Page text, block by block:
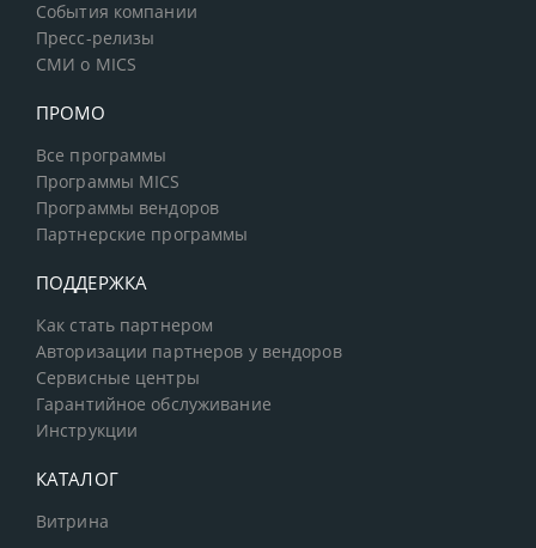
События компании
Пресс-релизы
СМИ о MICS
ПРОМО
Все программы
Программы MICS
Программы вендоров
Партнерские программы
ПОДДЕРЖКА
Как стать партнером
Авторизации партнеров у вендоров
Сервисные центры
Гарантийное обслуживание
Инструкции
КАТАЛОГ
Витрина